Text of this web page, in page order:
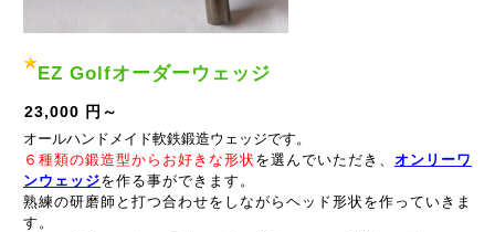
EZ Golfオーダーウェッジ
23,000 円～
オールハンドメイド軟鉄鍛造ウェッジです。
６種類の鍛造型からお好きな形状 を選んでいただき、 オンリーワ
ンウェッジを作る事ができます。
熟練の研磨師と打つ合わせをしながらヘッド形状を作っていきま
す。